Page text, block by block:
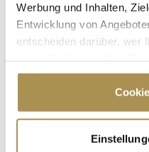
Werbung und Inhalten,
Entwicklung von
entscheiden darüber, wer
Cookie-Erklärung oder
Trigger Symbol ändern
Informationen
Verantwortung für